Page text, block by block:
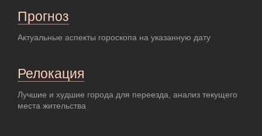
Прогноз
Актуальные аспекты гороскопа на указанную дату
Релокация
Лучшие и худшие города для переезда, анализ текущего
места жительства